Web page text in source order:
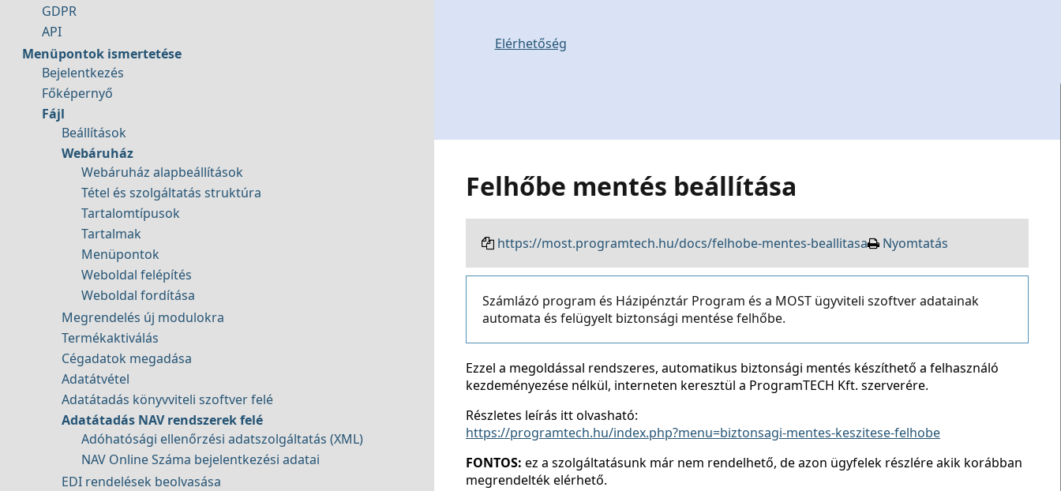
Elérhetőség
Tartalom
GDPR
API
Menüpontok ismertetése
Bejelentkezés
Főképernyő
Fájl
Beállítások
Webáruház
Webáruház alapbeállítások
Tétel és szolgáltatás struktúra
Tartalomtípusok
Tartalmak
Menüpontok
Weboldal felépítés
Weboldal fordítása
Megrendelés új modulokra
Termékaktiválás
Cégadatok megadása
Adatátvétel
Adatátadás könyvviteli szoftver felé
Adatátadás NAV rendszerek felé
Adóhatósági ellenőrzési adatszolgáltatás (XML)
NAV Online Száma bejelentkezési adatai
EDI rendelések beolvasása
Felhőbe mentés beállítása
https://most.programtech.hu/docs/felhobe-mentes-beallitasa Nyomtatás
Számlázó program és Házipénztár Program és a MOST ügyviteli szoftver adatainak
automata és felügyelt biztonsági mentése felhőbe.
Ezzel a megoldással rendszeres, automatikus biztonsági mentés készíthető a felhasználó
kezdeményezése nélkül, interneten keresztül a ProgramTECH Kft. szerverére.
Részletes leírás itt olvasható:
https://programtech.hu/index.php?menu=biztonsagi-mentes-keszitese-felhobe
FONTOS: ez a szolgáltatásunk már nem rendelhető, de azon ügyfelek részlére akik korábban
megrendelték elérhető.